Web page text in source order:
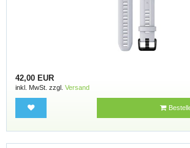
42,00 EUR
inkl. MwSt. zzgl. Versand